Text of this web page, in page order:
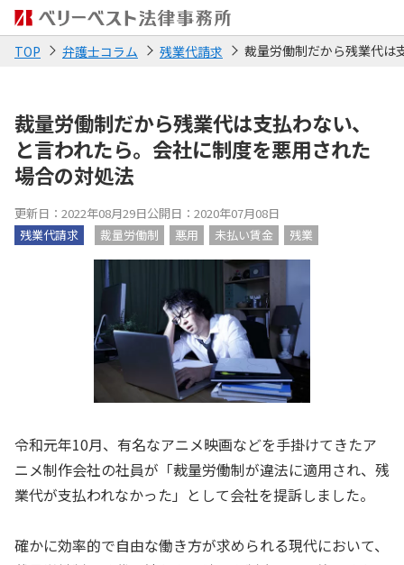
TOP 弁護士コラム 残業代請求 裁量労働制だから残業代は
裁量労働制だから残業代は支払わない、
と言われたら。会社に制度を悪用された
場合の対処法
更新日：2022年08月29日公開日：2020年07月08日
残業代請求
裁量労働制 悪用 未払い賃金 残業
令和元年10月、有名なアニメ映画などを手掛けてきたア
ニメ制作会社の社員が「裁量労働制が違法に適用され、残
業代が支払われなかった」として会社を提訴しました。
確かに効率的で自由な働き方が求められる現代において、